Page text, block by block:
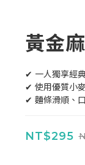
黃金
✔ 一人獨享經
✔ 使用優質小
✔ 麵條滑順、
NT$295